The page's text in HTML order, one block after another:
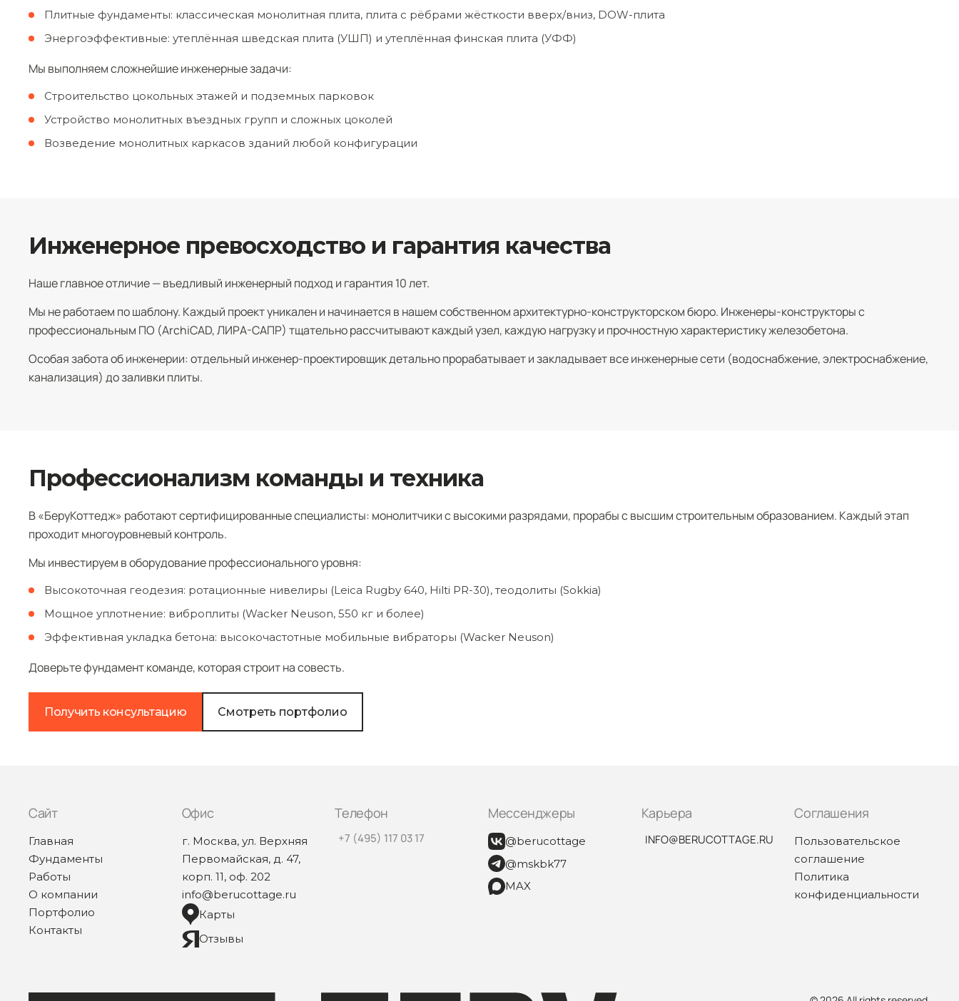
Плитные фундаменты: классическая монолитная плита, плита с рёбрами жёсткости вверх/вниз, DOW-плита
Энергоэффективные: утеплённая шведская плита (УШП) и утеплённая финская плита (УФФ)
Мы выполняем сложнейшие инженерные задачи:
Строительство цокольных этажей и подземных парковок
Устройство монолитных въездных групп и сложных цоколей
Возведение монолитных каркасов зданий любой конфигурации
Инженерное превосходство и гарантия качества
Наше главное отличие — въедливый инженерный подход и гарантия 10 лет.
Мы не работаем по шаблону. Каждый проект уникален и начинается в нашем собственном архитектурно-конструкторском бюро. Инженеры-конструкторы с
профессиональным ПО (ArchiCAD, ЛИРА-САПР) тщательно рассчитывают каждый узел, каждую нагрузку и прочностную характеристику железобетона.
Особая забота об инженерии: отдельный инженер-проектировщик детально прорабатывает и закладывает все инженерные сети (водоснабжение, электроснабжение,
канализация) до заливки плиты.
Профессионализм команды и техника
В «БеруКоттедж» работают сертифицированные специалисты: монолитчики с высокими разрядами, прорабы с высшим строительным образованием. Каждый этап
проходит многоуровневый контроль.
Мы инвестируем в оборудование профессионального уровня:
Высокоточная геодезия: ротационные нивелиры (Leica Rugby 640, Hilti PR-30), теодолиты (Sokkia)
Мощное уплотнение: виброплиты (Wacker Neuson, 550 кг и более)
Эффективная укладка бетона: высокочастотные мобильные вибраторы (Wacker Neuson)
Доверьте фундамент команде, которая строит на совесть.
Получить консультацию Смотреть портфолио
Сайт
Главная
Фундаменты
Работы
О компании
Портфолио
Контакты
Офис
г. Москва, ул. Верхняя
Первомайская, д. 47,
корп. 11, оф. 202
info@berucottage.ru
Карты
Отзывы
Телефон
+7 (495) 117 03 17
Мессенджеры
@berucottage
@mskbk77
MAX
Карьера
INFO@BERUCOTTAGE.RU
Соглашения
Пользовательское
соглашение
Политика
конфиденциальности